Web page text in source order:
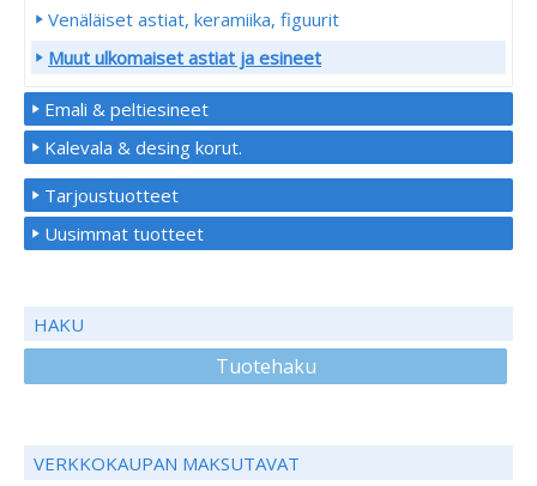
Venäläiset astiat, keramiika, figuurit
Muut ulkomaiset astiat ja esineet
Emali & peltiesineet
Kalevala & desing korut.
Tarjoustuotteet
Uusimmat tuotteet
HAKU
Tuotehaku
VERKKOKAUPAN MAKSUTAVAT